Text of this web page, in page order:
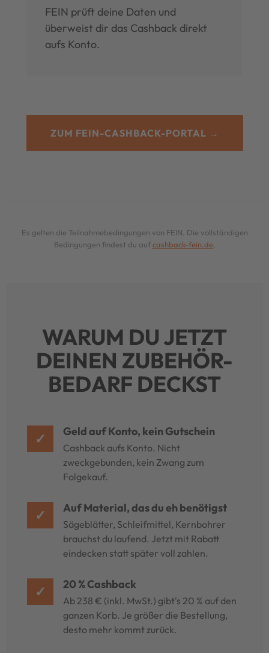
FEIN prüft deine Daten und
überweist dir das Cashback direkt
aufs Konto.
ZUM FEIN-CASHBACK-PORTAL →
Es gelten die Teilnahmebedingungen von FEIN. Die vollständigen
Bedingungen findest du aufcashback-fein.de.
WARUM DU JETZT
DEINEN ZUBEHÖR-
BEDARF DECKST
✓ Geld auf Konto, kein Gutschein
Cashback aufs Konto. Nicht
zweckgebunden, kein Zwang zum
Folgekauf.
✓ Auf Material, das du eh benötigst
Sägeblätter, Schleifmittel, Kernbohrer
brauchst du laufend. Jetzt mit Rabatt
eindecken statt später voll zahlen.
✓ 20 % Cashback
Ab 238 € (inkl. MwSt.) gibt's 20 % auf den
ganzen Korb. Je größer die Bestellung,
desto mehr kommt zurück.